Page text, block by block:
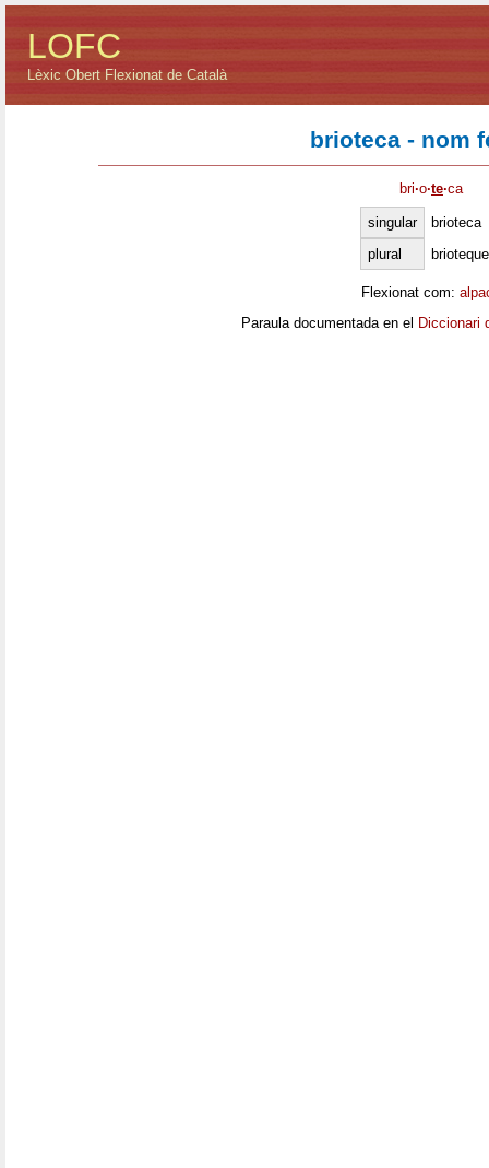
LOFC
Lèxic Obert Flexionat de Català
brioteca - nom
bri·o·te·ca
singular
brioteca
plural
Flexionat com:
Paraula documentada en el Diccionari